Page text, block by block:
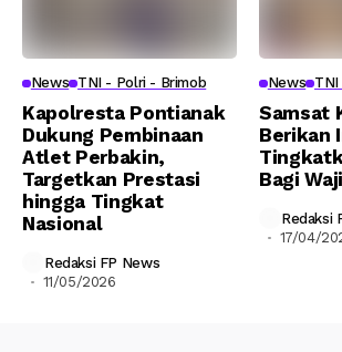
News TNI - Polri - Brimob
Kapolresta Pontianak
Dukung Pembinaan
Atlet Perbakin,
Targetkan Prestasi
hingga Tingkat
Nasional
Redaksi FP News
11/05/2026
News
Samsat
Berikan
Bagi
Redaksi
17/04/